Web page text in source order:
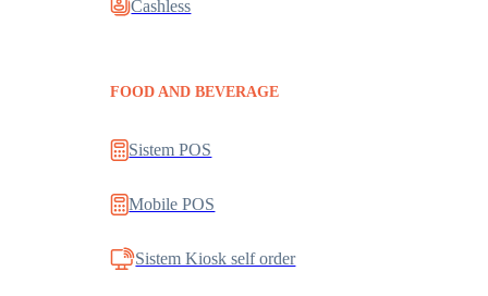
Cashless
FOOD AND BEVERAGE
Sistem POS
Mobile POS
Sistem Kiosk self order